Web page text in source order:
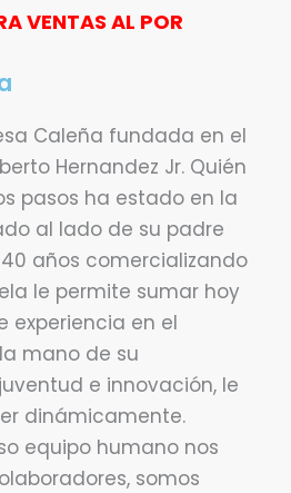
VENTAS AL POR
Caleña fundada en el
Hernandez Jr. Quién
pasos ha estado en la
al lado de su padre
años comercializando
le permite sumar hoy
experiencia en el
mano de su
e innovación, le
dinámicamente.
equipo humano nos
somos